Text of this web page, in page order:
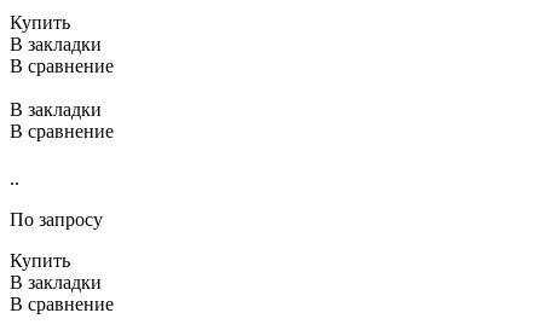
Купить
В закладки
В сравнение
В закладки
В сравнение
..
По запросу
Купить
В закладки
В сравнение